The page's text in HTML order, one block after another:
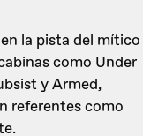
la pista del mítico
como Under
y Armed,
referentes como